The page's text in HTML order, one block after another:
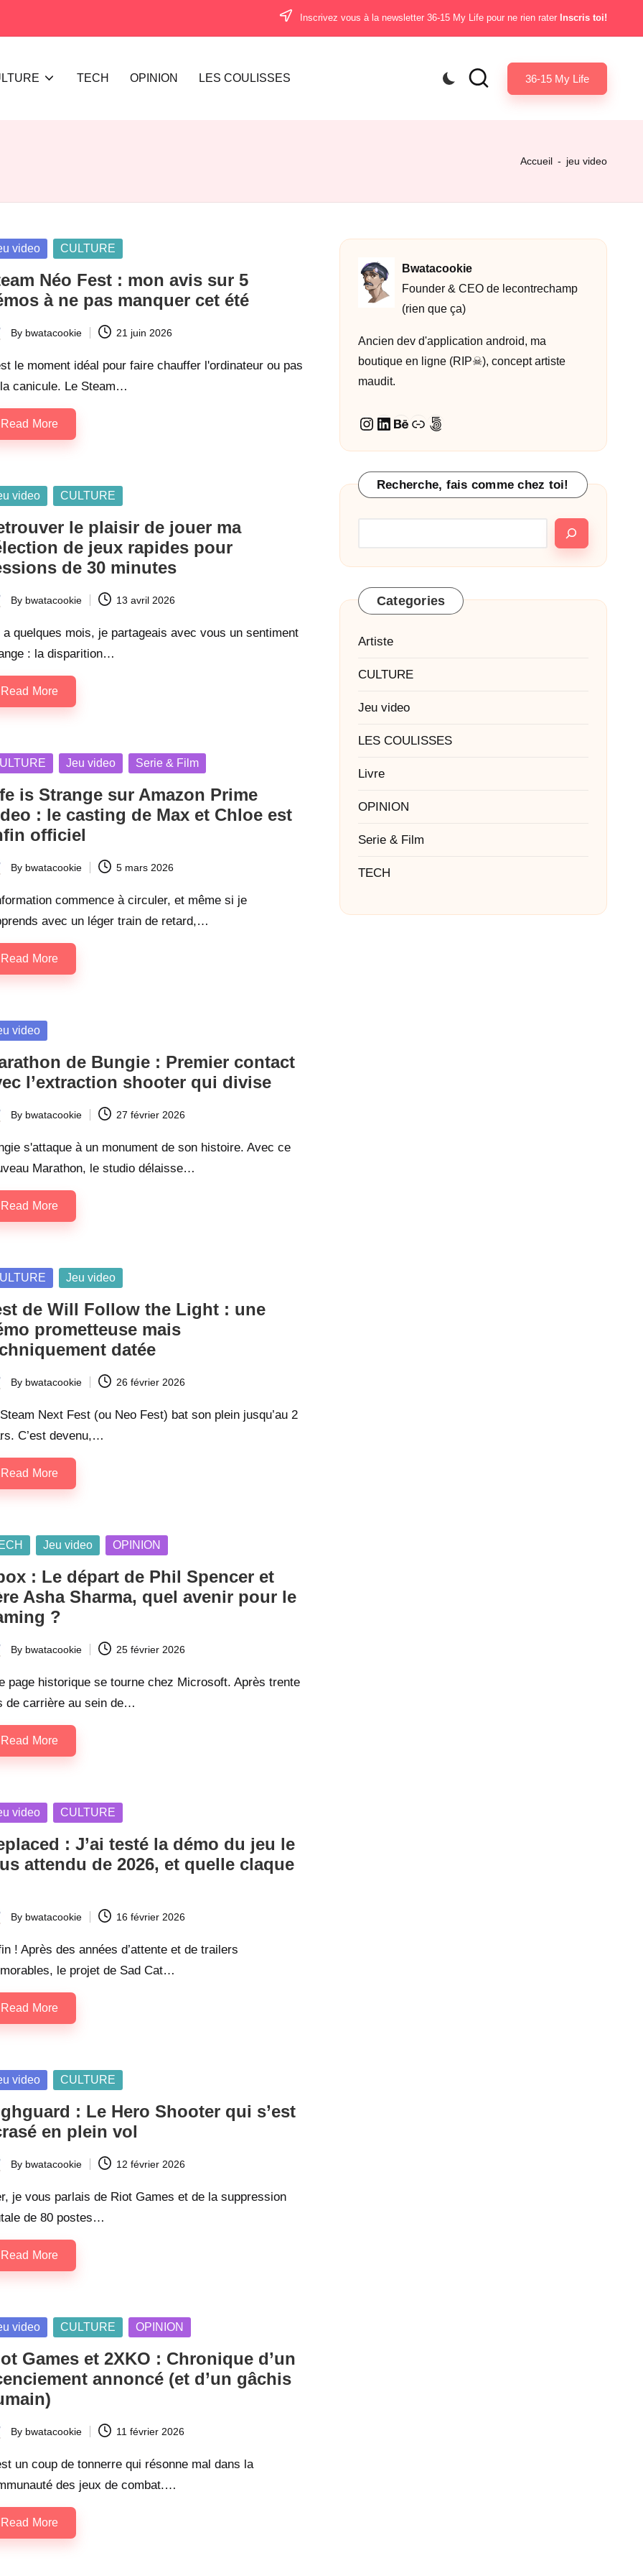
Inscrivez vous à la newsletter 36-15 My Life pour ne rien rater Inscris toi!
TECH OPINION LES COULISSES 36-15 My Life
Accueil - jeu video
video CULTURE
Néo Fest : mon avis sur 5
à ne pas manquer cet été
By bwatacookie 21 juin 2026
le moment idéal pour faire chauffer l'ordinateur ou pas
canicule. Le Steam…
Read More
video CULTURE
le plaisir de jouer ma
de jeux rapides pour
de 30 minutes
By bwatacookie 13 avril 2026
a quelques mois, je partageais avec vous un sentiment
: la disparition…
Read More
Jeu video Serie & Film
is Strange sur Amazon Prime
: le casting de Max et Chloe est
officiel
By bwatacookie 5 mars 2026
commence à circuler, et même si je
avec un léger train de retard,…
Read More
video
de Bungie : Premier contact
l’extraction shooter qui divise
By bwatacookie 27 février 2026
s'attaque à un monument de son histoire. Avec ce
Marathon, le studio délaisse…
Read More
Jeu video
de Will Follow the Light : une
prometteuse mais
datée
By bwatacookie 26 février 2026
Next Fest (ou Neo Fest) bat son plein jusqu’au 2
C’est devenu,…
Read More
Jeu video OPINION
: Le départ de Phil Spencer et
Asha Sharma, quel avenir pour le
?
By bwatacookie 25 février 2026
page historique se tourne chez Microsoft. Après trente
de carrière au sein de…
Read More
video CULTURE
: J’ai testé la démo du jeu le
attendu de 2026, et quelle claque
By bwatacookie 16 février 2026
! Après des années d’attente et de trailers
le projet de Sad Cat…
Read More
video CULTURE
: Le Hero Shooter qui s’est
en plein vol
By bwatacookie 12 février 2026
je vous parlais de Riot Games et de la suppression
de 80 postes…
Read More
video CULTURE OPINION
Games et 2XKO : Chronique d’un
annoncé (et d’un gâchis
By bwatacookie 11 février 2026
un coup de tonnerre qui résonne mal dans la
des jeux de combat.…
Read More
Bwatacookie
Founder & CEO de lecontrechamp
(rien que ça)
Ancien dev d'application android, ma
boutique en ligne (RIP☠︎︎), concept artiste
maudit.
Instagram
LinkedIn
Behance
Lien500px
Recherche, fais comme chez toi!
Categories
Artiste
CULTURE
Jeu video
LES COULISSES
Livre
OPINION
Serie & Film
TECH